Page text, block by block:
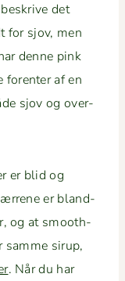
det
for sjov, men
denne pink
af en
sjov og over­
er blid og
er bland­
og at smooth­
samme sirup,
. Når du har